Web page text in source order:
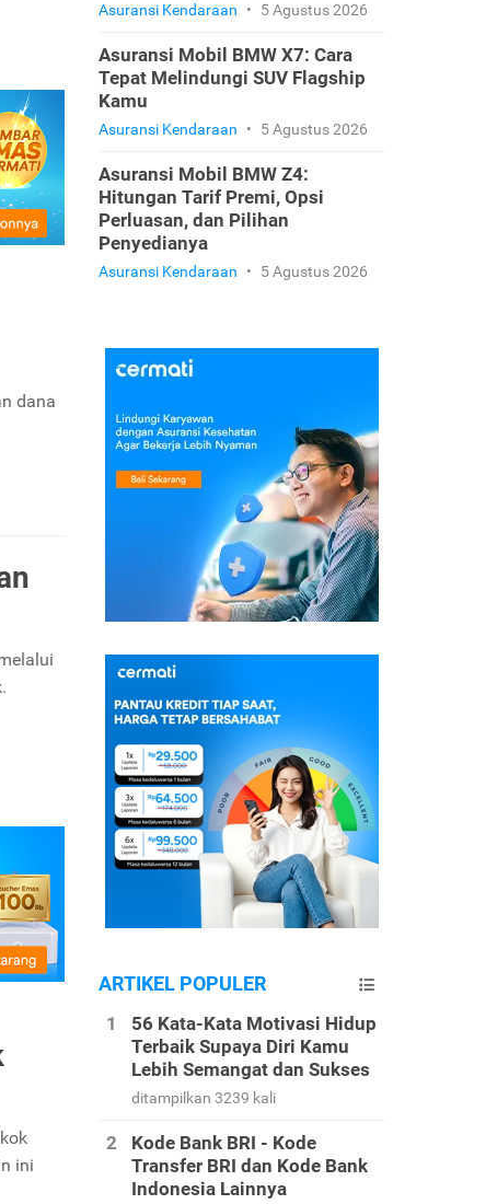
dana
ini
Asuransi Kendaraan • 5 Agustus 2026
Asuransi Mobil BMW X7: Cara
Tepat Melindungi SUV Flagship
Kamu
Asuransi Kendaraan • 5 Agustus 2026
Asuransi Mobil BMW Z4:
Hitungan Tarif Premi, Opsi
Perluasan, dan Pilihan
Penyedianya
Asuransi Kendaraan • 5 Agustus 2026
ARTIKEL POPULER
56 Kata-Kata Motivasi Hidup
Terbaik Supaya Diri Kamu
Lebih Semangat dan Sukses
ditampilkan 3239 kali
Kode Bank BRI - Kode
Transfer BRI dan Kode Bank
Indonesia Lainnya